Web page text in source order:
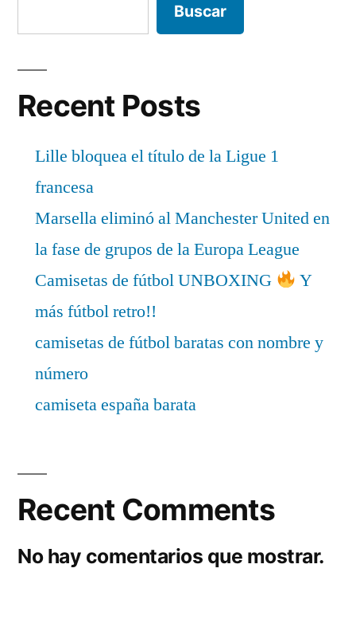
Buscar
Recent Posts
Lille bloquea el título de la Ligue 1
francesa
Marsella eliminó al Manchester United en
la fase de grupos de la Europa League
Camisetas de fútbol UNBOXING
Y
más fútbol retro!!
camisetas de fútbol baratas con nombre y
número
camiseta españa barata
Recent Comments
No hay comentarios que mostrar.